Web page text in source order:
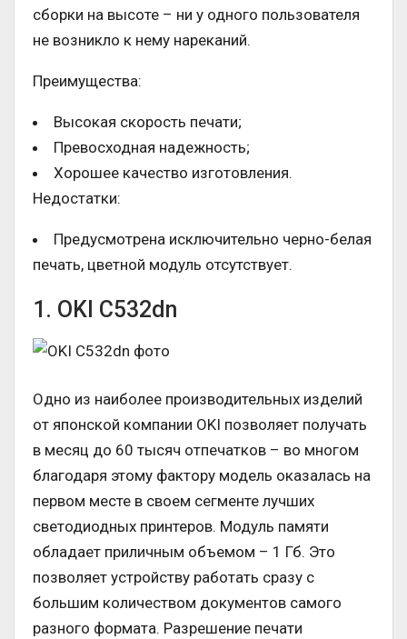
сборки на высоте – ни у одного пользователя
не возникло к нему нареканий.
Преимущества:
Высокая скорость печати;
Превосходная надежность;
Хорошее качество изготовления.
Недостатки:
Предусмотрена исключительно черно-белая
печать, цветной модуль отсутствует.
1. OKI C532dn
Одно из наиболее производительных изделий
от японской компании OKI позволяет получать
в месяц до 60 тысяч отпечатков – во многом
благодаря этому фактору модель оказалась на
первом месте в своем сегменте лучших
светодиодных принтеров. Модуль памяти
обладает приличным объемом – 1 Гб. Это
позволяет устройству работать сразу с
большим количеством документов самого
разного формата. Разрешение печати